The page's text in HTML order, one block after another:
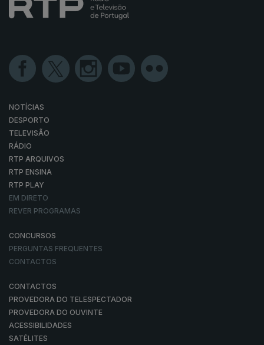
NOTÍCIAS
DESPORTO
TELEVISÃO
RÁDIO
RTP ARQUIVOS
RTP ENSINA
RTP PLAY
EM DIRETO
REVER PROGRAMAS
CONCURSOS
PERGUNTAS FREQUENTES
CONTACTOS
CONTACTOS
PROVEDORA DO TELESPECTADOR
PROVEDORA DO OUVINTE
ACESSIBILIDADES
SATÉLITES